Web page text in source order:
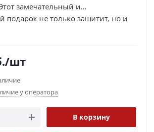
замечательный и
не только защитит, но и
интерьер вашей комнаты
/шт
у оператора
В корзину